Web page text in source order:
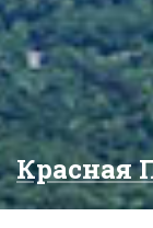
Красная